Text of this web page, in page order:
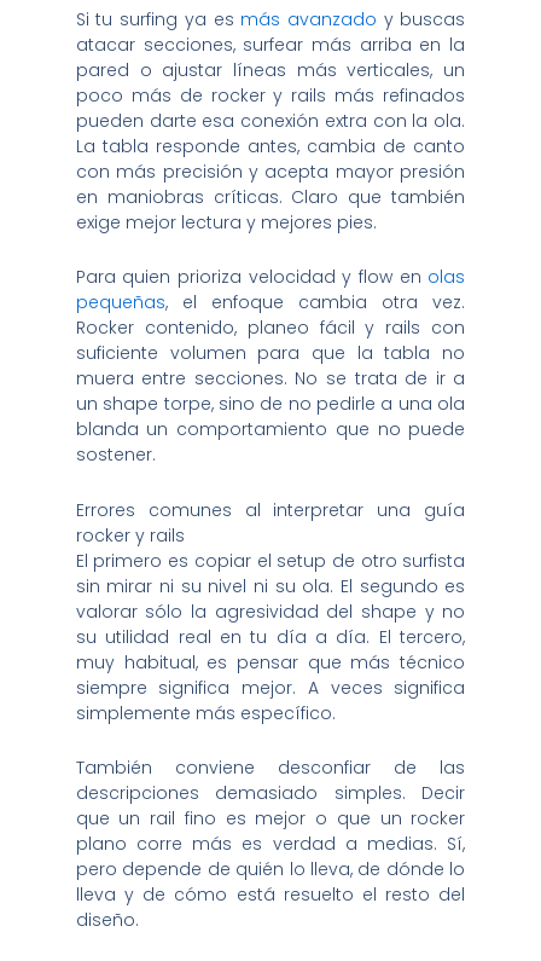
Si tu surfing ya es más avanzado y buscas
atacar secciones, surfear más arriba en la
pared o ajustar líneas más verticales, un
poco más de rocker y rails más refinados
pueden darte esa conexión extra con la ola.
La tabla responde antes, cambia de canto
con más precisión y acepta mayor presión
en maniobras críticas. Claro que también
exige mejor lectura y mejores pies.
Para quien prioriza velocidad y flow en olas
pequeñas, el enfoque cambia otra vez.
Rocker contenido, planeo fácil y rails con
suficiente volumen para que la tabla no
muera entre secciones. No se trata de ir a
un shape torpe, sino de no pedirle a una ola
blanda un comportamiento que no puede
sostener.
Errores comunes al interpretar una guía
rocker y rails
El primero es copiar el setup de otro surfista
sin mirar ni su nivel ni su ola. El segundo es
valorar sólo la agresividad del shape y no
su utilidad real en tu día a día. El tercero,
muy habitual, es pensar que más técnico
siempre significa mejor. A veces significa
simplemente más específico.
También conviene desconfiar de las
descripciones demasiado simples. Decir
que un rail fino es mejor o que un rocker
plano corre más es verdad a medias. Sí,
pero depende de quién lo lleva, de dónde lo
lleva y de cómo está resuelto el resto del
diseño.